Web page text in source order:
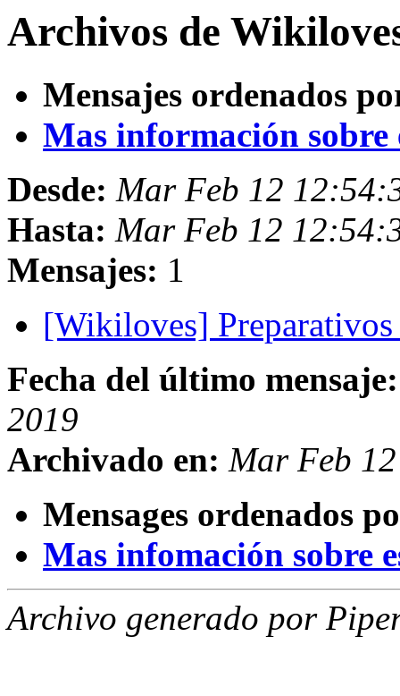
Archivos de
Mensajes ordenados
Mas información sobre
Desde: Mar Feb 12
Hasta: Mar Feb 12
Mensajes: 1
[Wikiloves]
Fecha del último mensaje:
2019
Archivado en: Mar Feb
Mensages ordenados
Mas infomación sobre
Archivo generado por